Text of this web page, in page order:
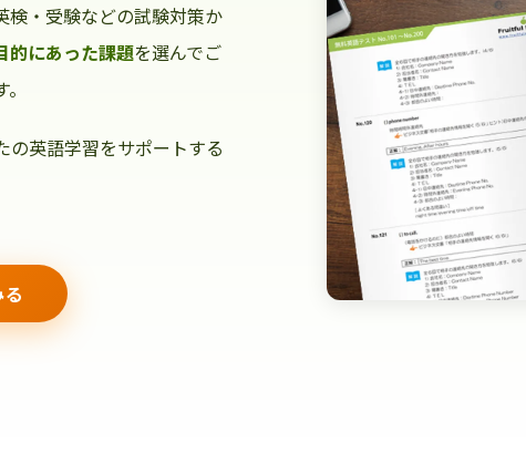
検・受験などの試験対策か
的にあった課題を選んでご
の英語学習をサポートする